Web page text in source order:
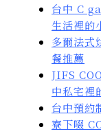
台中 C
生活裡的
多爾法式
餐推薦
JIFS
中私宅裡
台中預約
寮下啜